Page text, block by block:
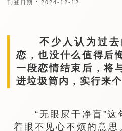
刊登日期 : 2024-12-12
不少人认为过去
恋，也没什么值得后
一段恋情结束后，将
进垃圾筒内，实行来
“无眼屎干净盲”这
着眼不见心不烦的意思